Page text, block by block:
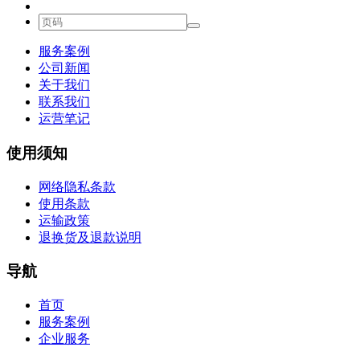
服务案例
公司新闻
关于我们
联系我们
运营笔记
使用须知
网络隐私条款
使用条款
运输政策
退换货及退款说明
导航
首页
服务案例
企业服务